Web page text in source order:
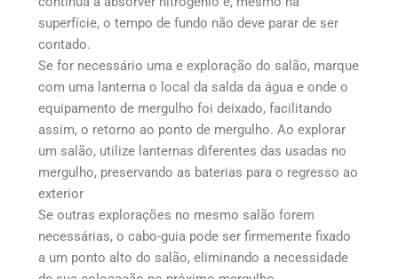
superfície, o tempo de fundo não deve parar de ser
contado.
Se for necessário uma e exploração do salão, marque
com uma lanterna o local da salda da água e onde o
equipamento de mergulho foi deixado, facilitando
assim, o retorno ao ponto de mergulho. Ao explorar
um salão, utilize lanternas diferentes das usadas no
mergulho, preservando as baterias para o regresso ao
exterior
Se outras explorações no mesmo salão forem
necessárias, o cabo-guia pode ser firmemente fixado
a um ponto alto do salão, eliminando a necessidade